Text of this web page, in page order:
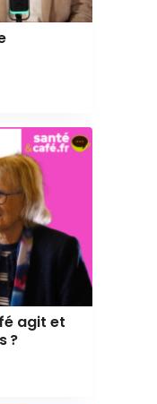
agit et
?